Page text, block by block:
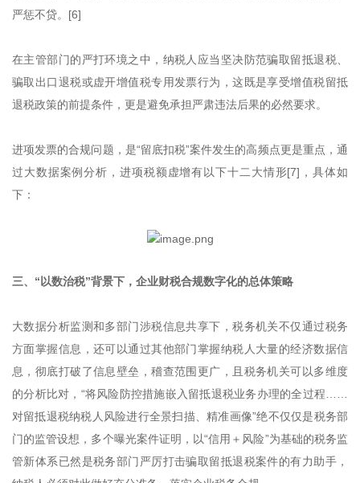
严惩不贷。[6]
在主管部门的严打环境之中，纳税人应当坚决防范骗取留抵退税、
骗取出口退税或虚开增值税专用发票行为，这既是享受增值税留抵
退税政策的前提条件，更是避免承担严肃违法后果的必然要求。
进项发票的合规问题，是“留底扣税”案件发生的高频点更是重点，通
过大数据案例分析，进项税额虚增有以下十二大情形[7]，具体如
下：
三、“以数治税”背景下，企业财税合规数字化的总体策略
大数据分析监测和多部门涉税信息共享下，税务机关不仅通过税务
方面掌握信息，还可以通过其他部门掌握纳税人大量的经济数据信
息，彻底打破了信息壁垒，稽查范围更广，且税务机关可以多维度
的分析比对，“将风险防控措施嵌入留抵退税业务办理的全过程……
对留抵退税纳税人风险进行全景扫描、精准画像”绝不仅仅是税务部
门的监管设想，多个曝光案件证明，以“信用＋风险”为基础的税务监
管新体系已然是税务部门严厉打击骗取留抵退税案件的有力助手，